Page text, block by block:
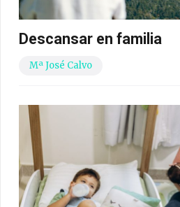
Descansar en familia
Mª José Calvo